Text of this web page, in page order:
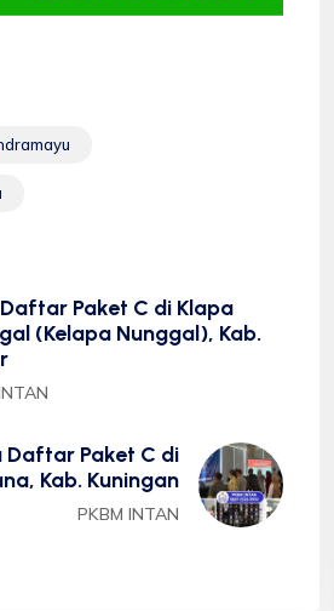
Paket C di Klapa
(Kelapa Nunggal), Kab.
Daftar Paket C di
Kab. Kuningan
PKBM INTAN